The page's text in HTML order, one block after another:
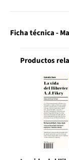
Ficha técnica -
Productos